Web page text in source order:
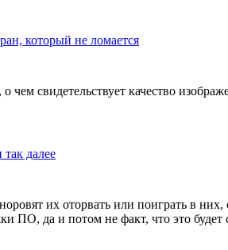
который не ломается
чем свидетельствует качество
далее
их оторвать или поиграть в
да и потом не факт, что это будет